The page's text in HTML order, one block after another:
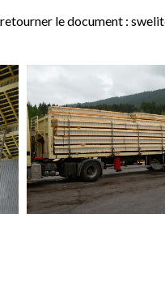
le document :